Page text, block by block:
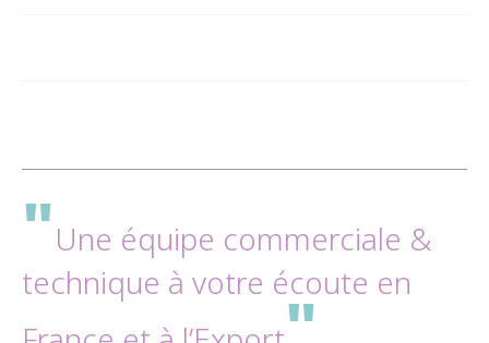
"Une équipe commerciale &
technique à votre écoute en